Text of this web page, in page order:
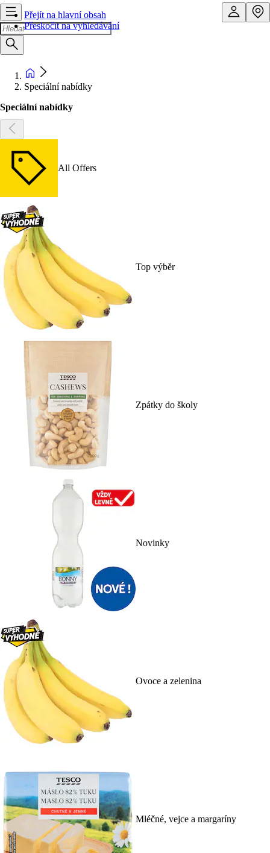
Přejít na hlavní obsah
Přeskočit na vyhledávání
Speciální nabídky
Speciální nabídky
All Offers
Top výběr
Zpátky do školy
Novinky
Ovoce a zelenina
Mléčné, vejce a margaríny